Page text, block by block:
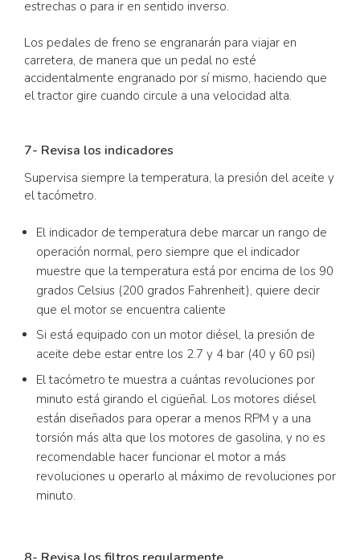
estrechas o para ir en sentido inverso.
Los pedales de freno se engranarán para viajar en
carretera, de manera que un pedal no esté
accidentalmente engranado por sí mismo, haciendo que
el tractor gire cuando circule a una velocidad alta.
7- Revisa los indicadores
Supervisa siempre la temperatura, la presión del aceite y
el tacómetro.
El indicador de temperatura debe marcar un rango de
operación normal, pero siempre que el indicador
muestre que la temperatura está por encima de los 90
grados Celsius (200 grados Fahrenheit), quiere decir
que el motor se encuentra caliente
Si está equipado con un motor diésel, la presión de
aceite debe estar entre los 2.7 y 4 bar (40 y 60 psi)
El tacómetro te muestra a cuántas revoluciones por
minuto está girando el cigüeñal. Los motores diésel
están diseñados para operar a menos RPM y a una
torsión más alta que los motores de gasolina, y no es
recomendable hacer funcionar el motor a más
revoluciones u operarlo al máximo de revoluciones por
minuto.